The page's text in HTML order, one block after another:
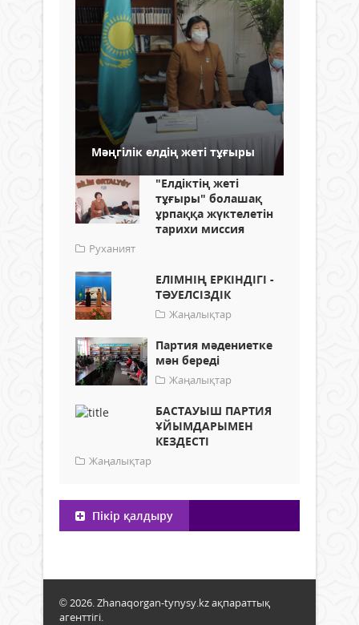
Мәңгілік елдің жеті тұғыры
"Елдіктің жеті
тұғыры" болашақ
ұрпаққа жүктелетін
тарихи миссия
Руханият
ЕЛІМНІҢ ЕРКІНДІГІ -
ТӘУЕЛСІЗДІК
Жаңалықтар
Партия мәдениетке
мән береді
Жаңалықтар
БАСТАУЫШ ПАРТИЯ
ҰЙЫМДАРЫМЕН
КЕЗДЕСТІ
Жаңалықтар
Пікір қалдыру
© 2026. Zhanaqorgan-tynysy.kz ақпараттық
агенттігі.